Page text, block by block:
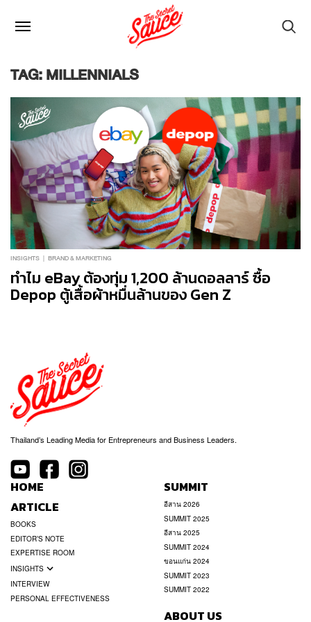
TAG: MILLENNIALS
INSIGHTS BRAND & MARKETING
ทำไม eBay ต้องทุ่ม 1,200 ล้านดอลลาร์ ซื้อ
Depop ตู้เสื้อผ้าหมื่นล้านของ Gen Z
Thailand’s Leading Media for Entrepreneurs and Business Leaders.
HOME
ARTICLE
BOOKS
EDITOR’S NOTE
EXPERTISE ROOM
INSIGHTS
INTERVIEW
PERSONAL EFFECTIVENESS
SUMMIT
อีสาน 2026
SUMMIT 2025
อีสาน 2025
SUMMIT 2024
ขอนแก่น 2024
SUMMIT 2023
SUMMIT 2022
ABOUT US